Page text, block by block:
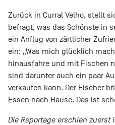
Zurück in Curral Velho, stellt
befragt, was das Schönste in
ein Anflug von zärtlicher
ein: „Was mich glücklich
hinausfahre und mit Fischen
sind darunter auch ein paar
verkaufen kann. Der Fischer
Essen nach Hause. Das ist
Die Reportage erschien